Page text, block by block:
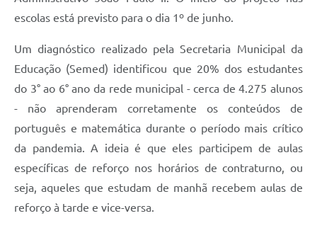
escolas está previsto para o dia 1º de junho.
Um diagnóstico realizado pela Secretaria Municipal da
Educação (Semed) identificou que 20% dos estudantes
do 3° ao 6° ano da rede municipal - cerca de 4.275 alunos
- não aprenderam corretamente os conteúdos de
português e matemática durante o período mais crítico
da pandemia. A ideia é que eles participem de aulas
específicas de reforço nos horários de contraturno, ou
seja, aqueles que estudam de manhã recebem aulas de
reforço à tarde e vice-versa.